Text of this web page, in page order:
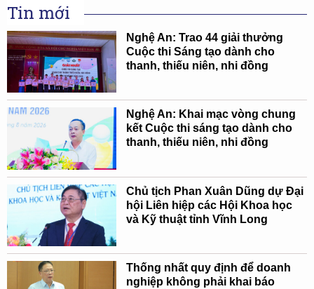
Tin mới
Nghệ An: Trao 44 giải thưởng
Cuộc thi Sáng tạo dành cho
thanh, thiếu niên, nhi đồng
Nghệ An: Khai mạc vòng chung
kết Cuộc thi sáng tạo dành cho
thanh, thiếu niên, nhi đồng
Chủ tịch Phan Xuân Dũng dự Đại
hội Liên hiệp các Hội Khoa học
và Kỹ thuật tỉnh Vĩnh Long
Thống nhất quy định để doanh
nghiệp không phải khai báo